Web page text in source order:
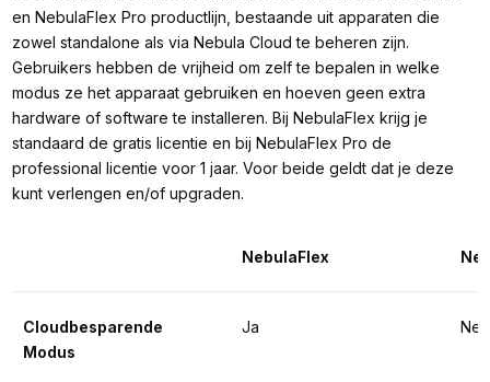
en NebulaFlex Pro productlijn, bestaande uit apparaten die
zowel standalone als via Nebula Cloud te beheren zijn.
Gebruikers hebben de vrijheid om zelf te bepalen in welke
modus ze het apparaat gebruiken en hoeven geen extra
hardware of software te installeren. Bij NebulaFlex krijg je
standaard de gratis licentie en bij NebulaFlex Pro de
professional licentie voor 1 jaar. Voor beide geldt dat je deze
kunt verlengen en/of upgraden.
NebulaFlex
Cloudbesparende
Modus
Ja Nee